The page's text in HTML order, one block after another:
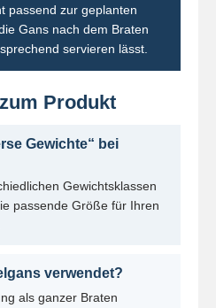
passend zur geplanten
Gans nach dem Braten
servieren lässt.
Produkt
Gewichte“ bei
Gewichtsklassen
passende Größe für Ihren
verwendet?
als ganzer Braten